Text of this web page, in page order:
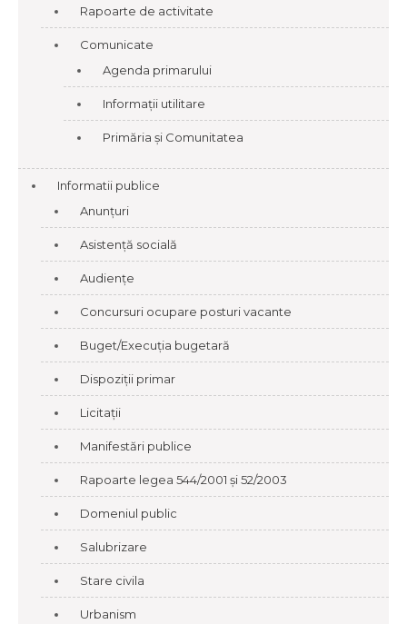
Rapoarte de activitate
Comunicate
Agenda primarului
Informații utilitare
Primăria și Comunitatea
Informatii publice
Anunțuri
Asistență socială
Audiențe
Concursuri ocupare posturi vacante
Buget/Execuția bugetară
Dispoziții primar
Licitații
Manifestări publice
Rapoarte legea 544/2001 și 52/2003
Domeniul public
Salubrizare
Stare civila
Urbanism